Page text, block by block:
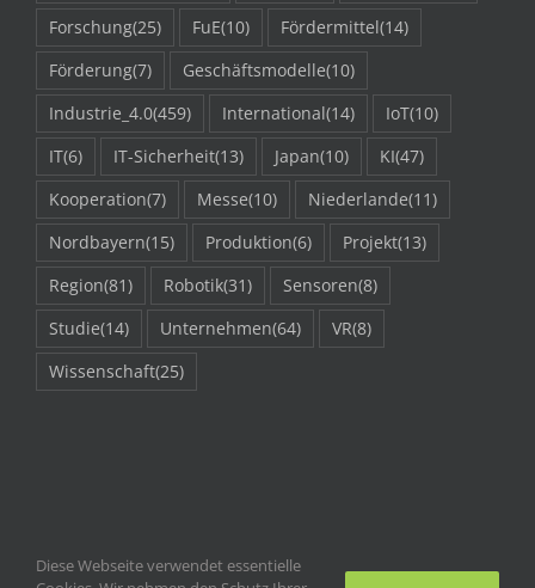
Forschung(25) FuE(10) Fördermittel(14)
Förderung(7) Geschäftsmodelle(10)
Industrie_4.0(459) International(14) IoT(10)
IT(6) IT-Sicherheit(13) Japan(10) KI(47)
Kooperation(7) Messe(10) Niederlande(11)
Nordbayern(15) Produktion(6) Projekt(13)
Region(81) Robotik(31) Sensoren(8)
Studie(14) Unternehmen(64) VR(8)
Wissenschaft(25)
Diese Webseite verwendet essentielle